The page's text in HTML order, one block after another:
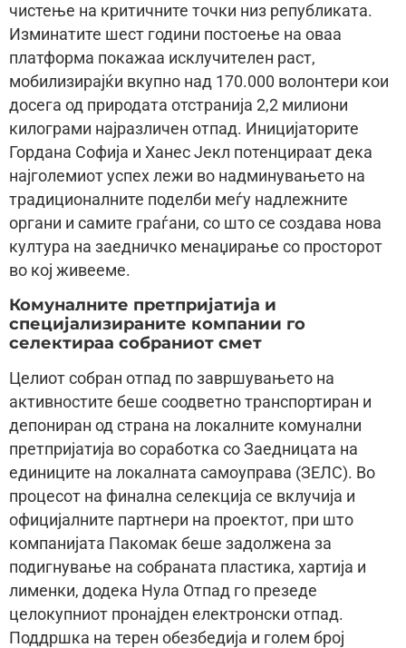
чистење на критичните точки низ републиката.
Изминатите шест години постоење на оваа
платформа покажаа исклучителен раст,
мобилизирајќи вкупно над 170.000 волонтери кои
досега од природата отстранија 2,2 милиони
килограми најразличен отпад. Иницијаторите
Гордана Софија и Ханес Јекл потенцираат дека
најголемиот успех лежи во надминувањето на
традиционалните поделби меѓу надлежните
органи и самите граѓани, со што се создава нова
култура на заедничко менаџирање со просторот
во кој живееме.
Комуналните претпријатија и
специјализираните компании го
селектираа собраниот смет
Целиот собран отпад по завршувањето на
активностите беше соодветно транспортиран и
депониран од страна на локалните комунални
претпријатија во соработка со Заедницата на
единиците на локалната самоуправа (ЗЕЛС). Во
процесот на финална селекција се вклучија и
официјалните партнери на проектот, при што
компанијата Пакомак беше задолжена за
подигнување на собраната пластика, хартија и
лименки, додека Нула Отпад го презеде
целокупниот пронајден електронски отпад.
Поддршка на терен обезбедија и голем број